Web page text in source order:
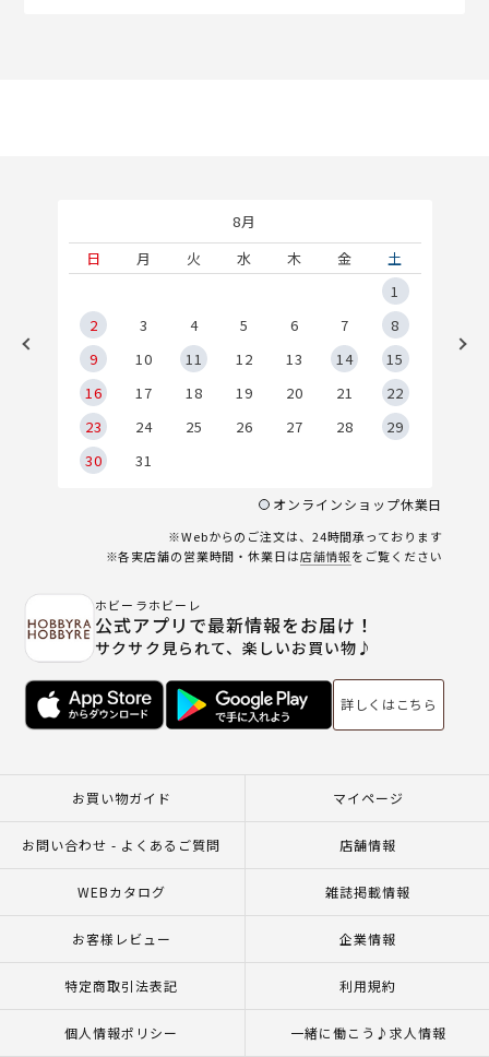
8月
日
月 火 水 木 金
土
1
2
3 4 5 6 7
8
9
10 11 12 13 14
15
16
17 18 19 20 21
22
23
24 25 26 27 28
29
30
31
オンラインショップ休業日
※Webからのご注文は、24時間承っております
※各実店舗の営業時間・休業日は店舗情報をご覧ください
ホビーラホビーレ
公式アプリで最新情報をお届け！
サクサク見られて、楽しいお買い物♪
詳しくはこちら
お買い物ガイド マイページ
お問い合わせ - よくあるご質問 店舗情報
WEBカタログ 雑誌掲載情報
お客様レビュー 企業情報
特定商取引法表記 利用規約
個人情報ポリシー 一緒に働こう♪求人情報